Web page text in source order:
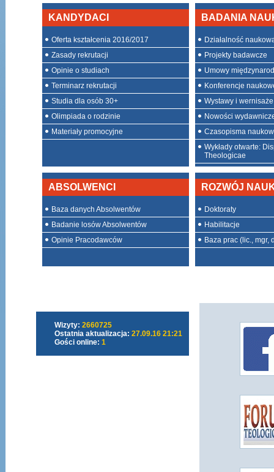
KANDYDACI
Oferta kształcenia 2016/2017
Zasady rekrutacji
Opinie o studiach
Terminarz rekrutacji
Studia dla osób 30+
Olimpiada o rodzinie
Materiały promocyjne
BADANIA
Działalność
Projekty badawcze
Umowy
Konferencje
Wystawy i wernisaże
Nowości
Czasopisma
Wykłady otwarte:
Theologicae
ABSOLWENCI
Baza danych Absolwentów
Badanie losów Absolwentów
Opinie Pracodawców
ROZWÓJ
Doktoraty
Habilitacje
Baza prac (lic., mgr,
Wizyty: 2660725
Ostatnia aktualizacja: 27.09.16 21:21
Gości online: 1